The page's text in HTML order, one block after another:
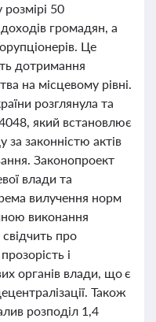
50
громадян, а
Це
дотримання
на місцевому рівні.
розглянула та
який встановлює
законністю актів
Законопроект
влади та
вилучення норм
виконання
про
і
органів влади, що є
Також
розподіл 1,4